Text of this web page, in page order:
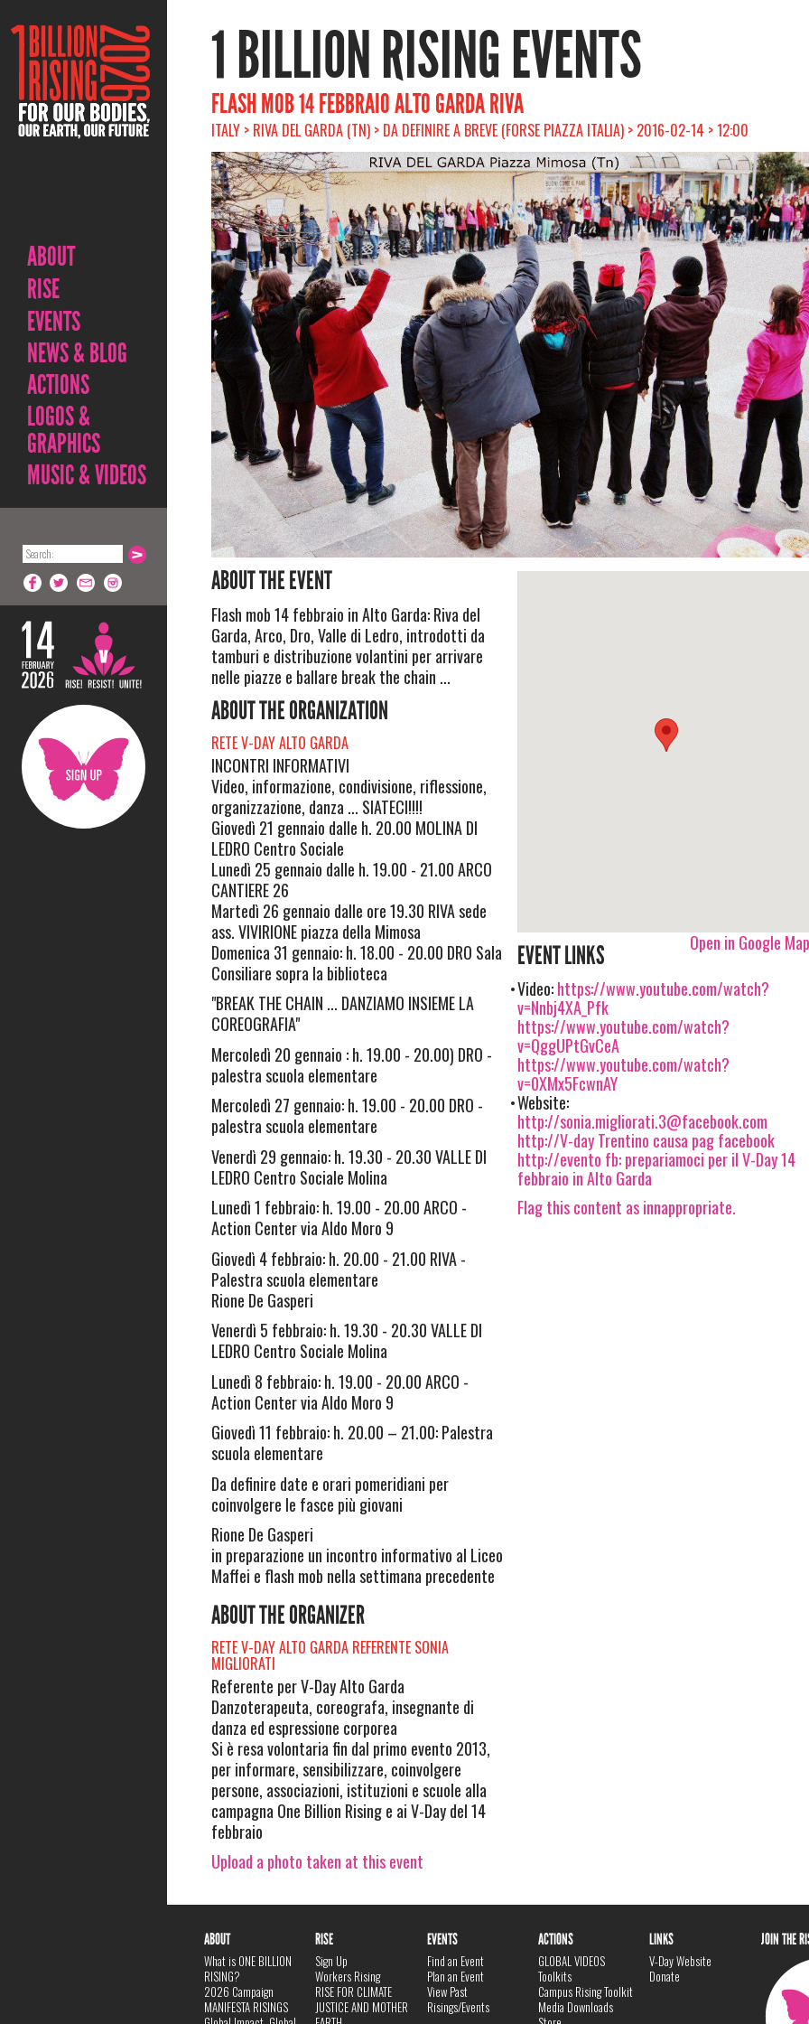
ABOUT
RISE
EVENTS
NEWS & BLOG
ACTIONS
LOGOS &
GRAPHICS
MUSIC & VIDEOS
1 BILLION RISING EVENTS
FLASH MOB 14 FEBBRAIO ALTO GARDA RIVA
ITALY > RIVA DEL GARDA (TN) > DA DEFINIRE A BREVE (FORSE PIAZZA ITALIA) > 2016-02-14 > 12:00
ABOUT THE EVENT
Flash mob 14 febbraio in Alto Garda: Riva del
Garda, Arco, Dro, Valle di Ledro, introdotti da
tamburi e distribuzione volantini per arrivare
nelle piazze e ballare break the chain ...
ABOUT THE ORGANIZATION
RETE V-DAY ALTO GARDA
INCONTRI INFORMATIVI
Video, informazione, condivisione, riflessione,
organizzazione, danza ... SIATECI!!!!
Giovedì 21 gennaio dalle h. 20.00 MOLINA DI
LEDRO Centro Sociale
Lunedì 25 gennaio dalle h. 19.00 - 21.00 ARCO
CANTIERE 26
Martedì 26 gennaio dalle ore 19.30 RIVA sede
ass. VIVIRIONE piazza della Mimosa
Domenica 31 gennaio: h. 18.00 - 20.00 DRO Sala
Consiliare sopra la biblioteca
"BREAK THE CHAIN ... DANZIAMO INSIEME LA
COREOGRAFIA"
Mercoledì 20 gennaio : h. 19.00 - 20.00) DRO -
palestra scuola elementare
Mercoledì 27 gennaio: h. 19.00 - 20.00 DRO -
palestra scuola elementare
Venerdì 29 gennaio: h. 19.30 - 20.30 VALLE DI
LEDRO Centro Sociale Molina
Lunedì 1 febbraio: h. 19.00 - 20.00 ARCO -
Action Center via Aldo Moro 9
Giovedì 4 febbraio: h. 20.00 - 21.00 RIVA -
Palestra scuola elementare
Rione De Gasperi
Venerdì 5 febbraio: h. 19.30 - 20.30 VALLE DI
LEDRO Centro Sociale Molina
Lunedì 8 febbraio: h. 19.00 - 20.00 ARCO -
Action Center via Aldo Moro 9
Giovedì 11 febbraio: h. 20.00 – 21.00: Palestra
scuola elementare
Da definire date e orari pomeridiani per
coinvolgere le fasce più giovani
Rione De Gasperi
in preparazione un incontro informativo al Liceo
Maffei e flash mob nella settimana precedente
ABOUT THE ORGANIZER
RETE V-DAY ALTO GARDA REFERENTE SONIA
MIGLIORATI
Referente per V-Day Alto Garda
Danzoterapeuta, coreografa, insegnante di
danza ed espressione corporea
Si è resa volontaria fin dal primo evento 2013,
per informare, sensibilizzare, coinvolgere
persone, associazioni, istituzioni e scuole alla
campagna One Billion Rising e ai V-Day del 14
febbraio
Upload a photo taken at this event
Open in Google
EVENT LINKS
Video:https://www.youtube.com/watch?
v=Nnbj4XA_Pfk
https://www.youtube.com/watch?
v=QggUPtGvCeA
https://www.youtube.com/watch?
v=0XMx5FcwnAY
Website:
http://sonia.migliorati.3@facebook.com
http://V-day Trentino causa pag facebook
http://evento fb: prepariamoci per il V-Day 14
febbraio in Alto Garda
Flag this content as innappropriate.
ABOUT
What is ONE BILLION
RISING?
2026 Campaign
MANIFESTA RISINGS
RISE
Sign Up
Workers Rising
RISE FOR CLIMATE
JUSTICE AND MOTHER
EVENTS
Find an Event
Plan an Event
View Past
Risings/Events
ACTIONS
GLOBAL VIDEOS
Toolkits
Campus Rising Toolkit
Media Downloads
LINKS
V-Day Website
Donate
JOIN THE